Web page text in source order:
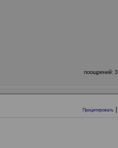
поощрений: 3
Процитировать